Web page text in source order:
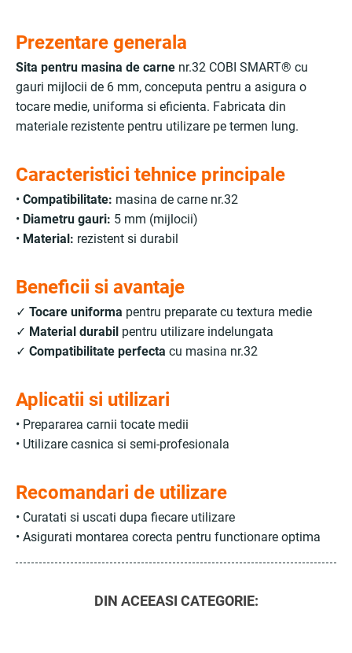
Prezentare generala
Sita pentru masina de carne nr.32 COBI SMART® cu
gauri mijlocii de 6 mm, conceputa pentru a asigura o
tocare medie, uniforma si eficienta. Fabricata din
materiale rezistente pentru utilizare pe termen lung.
Caracteristici tehnice principale
• Compatibilitate: masina de carne nr.32
• Diametru gauri: 5 mm (mijlocii)
• Material: rezistent si durabil
Beneficii si avantaje
✓ Tocare uniforma pentru preparate cu textura medie
✓ Material durabil pentru utilizare indelungata
✓ Compatibilitate perfecta cu masina nr.32
Aplicatii si utilizari
• Prepararea carnii tocate medii
• Utilizare casnica si semi-profesionala
Recomandari de utilizare
• Curatati si uscati dupa fiecare utilizare
• Asigurati montarea corecta pentru functionare optima
DIN ACEEASI CATEGORIE: